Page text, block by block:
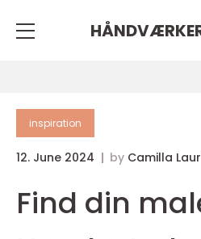
inspiration
12. June 2024 by Camilla
Find din